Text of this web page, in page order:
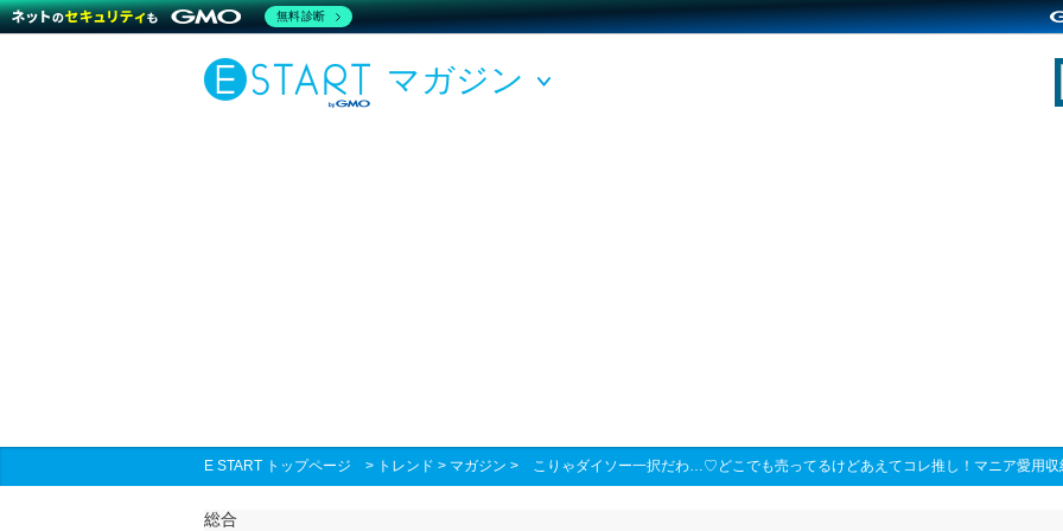
マガジン
E START トップページ > トレンド > マガジン > こりゃダイソー一択だわ…♡どこでも売ってるけどあえてコレ推し！マニア愛用収
総合
無料診断